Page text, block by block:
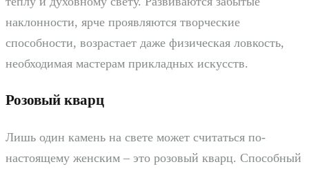
наклонности, ярче проявляются творческие
способности, возрастает даже физическая ловкость,
необходимая мастерам прикладных искусств.
Розовый кварц
Лишь один камень на свете может считаться по-
настоящему женским – это розовый кварц. Способный